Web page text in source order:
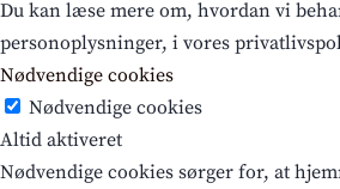
Du kan læse mere om, hvordan vi
personoplysninger, i vores
Nødvendige cookies
Nødvendige cookies
Altid aktiveret
Nødvendige cookies sørger for, at